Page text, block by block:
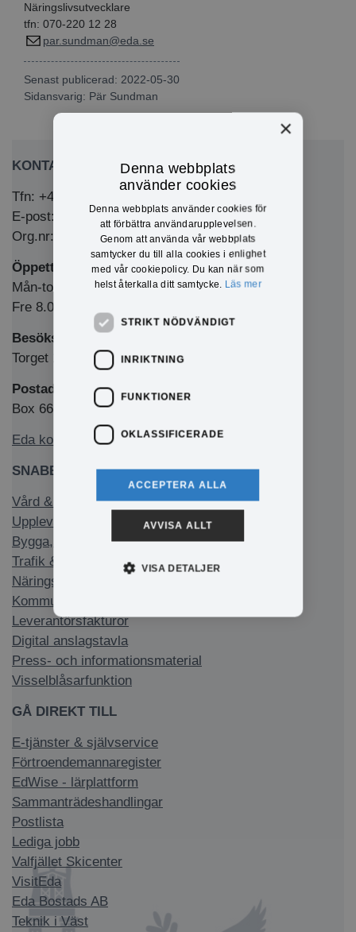
Näringslivsutvecklare
tfn: 070-220 12 28
par.sundman@eda.se
Senast publicerad: 2022-05-30
Sidansvarig: Pär Sundman
KONTAKTA OSS
Tfn: +46 (0)571-281 00
E-post: kommun@eda.se
Org.nr: 212000-1769
Öppettider Medborgarkontor/växel
Mån-tors 8.00-12.00 & 13.00-16.00
Fre 8.00-12.00 & 13.00-15.00
Besöksadress
Torget 1, 673 32 Charlottenberg
Postadress
Box 66, 673 22 Charlottenberg
Eda kommun på Facebook
SNABBLÄNKAR
Vård & stöd
Uppleva & göra
Bygga, bo & miljö
Trafik & infrastruktur
Näringsliv & arbete
Kommun & politik
Leverantörsfakturor
Digital anslagstavla
Press- och informationsmaterial
Visselblåsarfunktion
GÅ DIREKT TILL
E-tjänster & självservice
Förtroendemannaregister
EdWise - lärplattform
Sammanträdeshandlingar
Postlista
Lediga jobb
Valfjället Skicenter
VisitEda
Eda Bostads AB
Teknik i Väst
×
Denna webbplats
använder cookies
Denna webbplats använder cookies för
att förbättra användarupplevelsen.
Genom att använda vår webbplats
samtycker du till alla cookies i enlighet
med vår cookiepolicy. Du kan när som
helst återkalla ditt samtycke. Läs mer
STRIKT NÖDVÄNDIGT
INRIKTNING
FUNKTIONER
OKLASSIFICERADE
ACCEPTERA ALLA
AVVISA ALLT
VISA DETALJER